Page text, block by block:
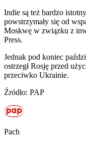
Indie są też bardzo
powstrzymały się od
Moskwę w związku z
Press.
Jednak pod koniec
ostrzegł Rosję przed
przeciwko Ukrainie.
Źródło: PAP
Pach